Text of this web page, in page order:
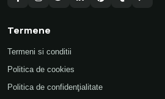
Termene
Termeni si conditii
Politica de cookies
Politica de confidenţialitate